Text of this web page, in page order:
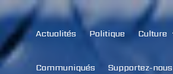
Actualités Politique Culture
Communiqués Supportez-nous